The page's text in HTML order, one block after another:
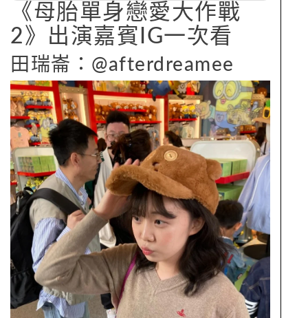
《母胎單身戀愛大作戰
2》出演嘉賓IG一次看
田瑞崙：@afterdreamee